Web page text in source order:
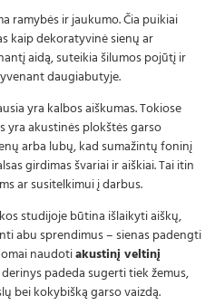
ramybės ir jaukumo. Čia puikiai
kaip dekoratyvinė sienų ar
aidą, suteikia šilumos pojūtį ir
daugiabutyje.
yra kalbos aiškumas. Tokiose
yra akustinės plokštės garso
arba lubų, kad sumažintų foninį
girdimas švariai ir aiškiai. Tai itin
ar susitelkimui į darbus.
studijoje būtina išlaikyti aiškų,
abu sprendimus – sienas padengti
naudotiakustinį veltinį
padeda sugerti tiek žemus,
bei kokybišką garso vaizdą.